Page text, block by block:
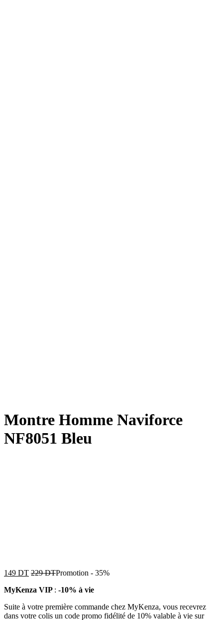
Montre Homme Naviforce
NF8051 Bleu
149 DT 229DTPromotion - 35%
MyKenza VIP : -10% à vie
Suite à votre première commande chez MyKenza, vous recevrez
dans votre colis un code promo fidélité de 10% valable à vie sur